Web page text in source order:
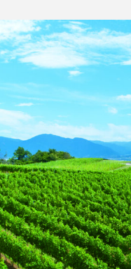
インはコノスル、ツマ
ーパーで、お手軽リッ